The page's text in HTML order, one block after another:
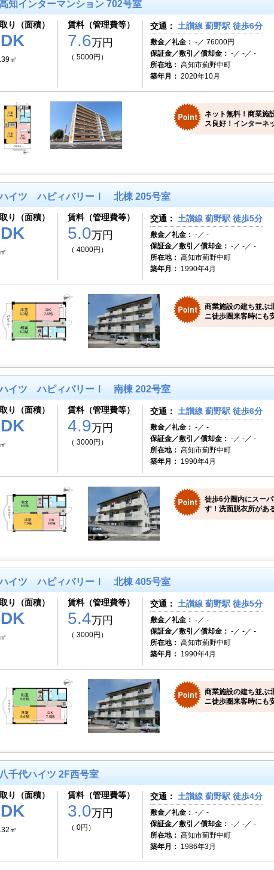
知インターマンション 702号室
り（面積）
㎡
賃料（管理費等）
7.6万円
（ 5000円）
交通： 土讃線 薊野駅 徒歩6分
敷金／礼金： -／ 76000円
保証金／敷引／償却金： -／ -／ -
所在地： 高知市薊野中町
築年月： 2020年10月
ネット無料！商業施
ス良好！インターネ
イツ ハピィバリーⅠ 北棟 205号室
り（面積） 賃料（管理費等）
5.0万円
（ 4000円）
交通： 土讃線 薊野駅 徒歩5分
敷金／礼金： -／ -
保証金／敷引／償却金： -／ -／ -
所在地： 高知市薊野中町
築年月： 1990年4月
商業施設の建ち並ぶ
ニ徒歩圏来客時にも
イツ ハピィバリーⅠ 南棟 202号室
り（面積） 賃料（管理費等）
4.9万円
（ 3000円）
交通： 土讃線 薊野駅 徒歩6分
敷金／礼金： -／ -
保証金／敷引／償却金： -／ -／ -
所在地： 高知市薊野中町
築年月： 1990年4月
徒歩6分圏内にスー
す！洗面脱衣所があ
イツ ハピィバリーⅠ 北棟 405号室
り（面積） 賃料（管理費等）
5.4万円
（ 3000円）
交通： 土讃線 薊野駅 徒歩5分
敷金／礼金： -／ -
保証金／敷引／償却金： -／ -／ -
所在地： 高知市薊野中町
築年月： 1990年4月
商業施設の建ち並ぶ
ニ徒歩圏来客時にも
千代ハイツ 2F西号室
り（面積）
㎡
賃料（管理費等）
3.0万円
（ 0円）
交通： 土讃線 薊野駅 徒歩4分
敷金／礼金： -／ -
保証金／敷引／償却金： -／ -／ -
所在地： 高知市薊野中町
築年月： 1986年3月